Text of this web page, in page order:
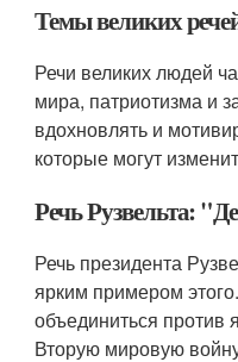
Темы великих
Речи великих людей
мира, патриотизма и
вдохновлять и
которые могут
Речь Рузвельта:
Речь президента
ярким примером
объединиться против
Вторую мировую